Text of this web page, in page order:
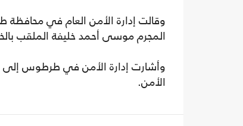
وقالت إدارة الأمن العام في محافظة
المجرم موسى أحمد خليفة الملقب
وأشارت إدارة الأمن في طرطوس إلى
الأمن.